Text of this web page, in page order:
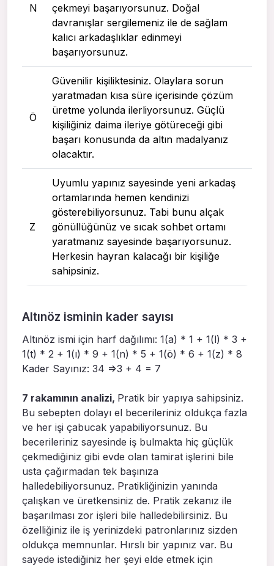
N
çekmeyi başarıyorsunuz. Doğal
davranışlar sergilemeniz ile de sağlam
kalıcı arkadaşlıklar edinmeyi
başarıyorsunuz.
Ö
Güvenilir kişiliktesiniz. Olaylara sorun
yaratmadan kısa süre içerisinde çözüm
üretme yolunda ilerliyorsunuz. Güçlü
kişiliğiniz daima ileriye götüreceği gibi
başarı konusunda da altın madalyanız
olacaktır.
Z
Uyumlu yapınız sayesinde yeni arkadaş
ortamlarında hemen kendinizi
gösterebiliyorsunuz. Tabi bunu alçak
gönüllüğünüz ve sıcak sohbet ortamı
yaratmanız sayesinde başarıyorsunuz.
Herkesin hayran kalacağı bir kişiliğe
sahipsiniz.
Altınöz isminin kader sayısı
Altınöz ismi için harf dağılımı: 1(a) * 1 + 1(l) * 3 +
1(t) * 2 + 1(ı) * 9 + 1(n) * 5 + 1(ö) * 6 + 1(z) * 8
Kader Sayınız: 34 =>3 + 4 = 7
7 rakamının analizi, Pratik bir yapıya sahipsiniz.
Bu sebepten dolayı el becerileriniz oldukça fazla
ve her işi çabucak yapabiliyorsunuz. Bu
becerileriniz sayesinde iş bulmakta hiç güçlük
çekmediğiniz gibi evde olan tamirat işlerini bile
usta çağırmadan tek başınıza
halledebiliyorsunuz. Pratikliğinizin yanında
çalışkan ve üretkensiniz de. Pratik zekanız ile
başarılması zor işleri bile halledebilirsiniz. Bu
özelliğiniz ile iş yerinizdeki patronlarınız sizden
oldukça memnunlar. Hırslı bir yapınız var. Bu
sayede istediğiniz her şeyi elde etmek için